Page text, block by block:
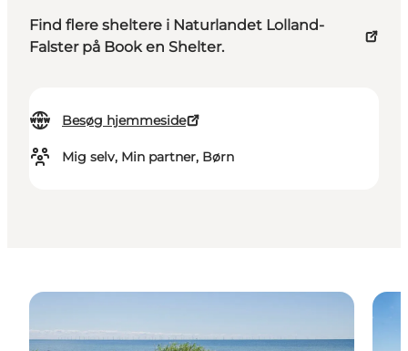
Find flere sheltere i Naturlandet Lolland-
Falster på Book en Shelter.
Besøg hjemmeside
Mig selv, Min partner, Børn